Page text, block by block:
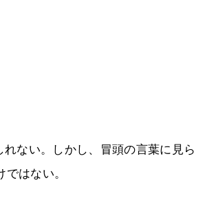
ない。しかし、冒頭の言葉に見ら
はない。